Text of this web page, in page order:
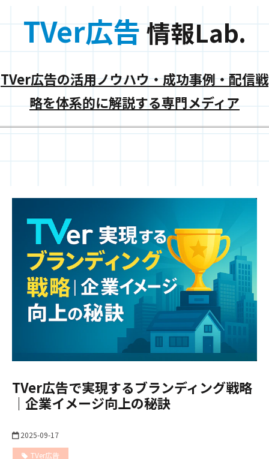
TVer広告 情報Lab.
TVer広告の活用ノウハウ・成功事例・配信戦
略を体系的に解説する専門メディア
TVer広告で実現するブランディング戦略
｜企業イメージ向上の秘訣
2025-09-17
TVer広告